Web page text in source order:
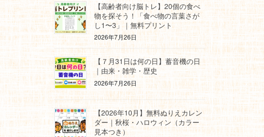
【高齢者向け脳トレ】20個の食べ
物を探そう！「食べ物の言葉さが
し1〜3」｜無料プリント
2026年7月26日
【７月31日は何の日】蓄音機の日
｜由来・雑学・歴史
2026年7月26日
【2026年10月】無料ぬりえカレン
ダー｜秋桜・ハロウィン（カラー
見本つき）